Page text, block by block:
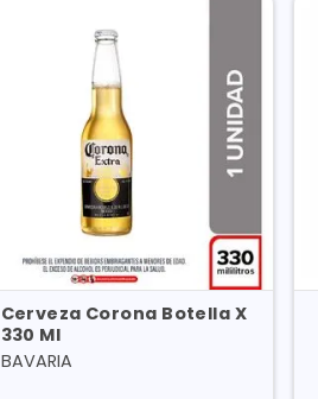
Cerveza Corona Botella X
330 Ml
BAVARIA